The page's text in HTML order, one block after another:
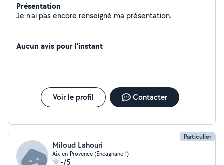
Présentation
Je n'ai pas encore renseigné ma présentation.
Aucun avis pour l'instant
Voir le profil Contacter
Particulier
Miloud Lahouri
Aix-en-Provence (Encagnane 1)
-/5